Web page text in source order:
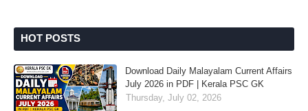
HOT POSTS
Download Daily Malayalam Current Affairs
July 2026 in PDF | Kerala PSC GK
Thursday, July 02, 2026